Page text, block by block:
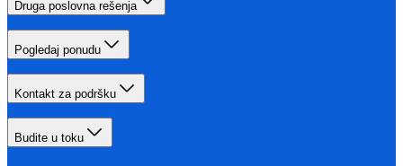
Druga poslovna rešenja
Pogledaj ponudu
Kontakt za podršku
Budite u toku